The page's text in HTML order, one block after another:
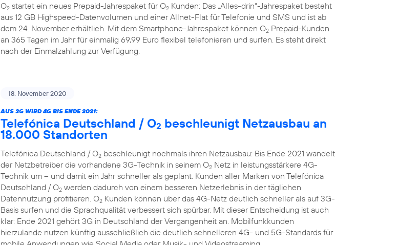
O2 startet ein neues Prepaid-Jahrespaket für O2 Kunden: Das „Alles-drin“-Jahrespaket besteht
aus 12 GB Highspeed-Datenvolumen und einer Allnet-Flat für Telefonie und SMS und ist ab
dem 24. November erhältlich. Mit dem Smartphone-Jahrespaket können O2 Prepaid-Kunden
an 365 Tagen im Jahr für einmalig 69,99 Euro flexibel telefonieren und surfen. Es steht direkt
nach der Einmalzahlung zur Verfügung.
18. November 2020
AUS 3G WIRD 4G BIS ENDE 2021:
Telefónica Deutschland / O2 beschleunigt Netzausbau an
18.000 Standorten
Telefónica Deutschland / O2 beschleunigt nochmals ihren Netzausbau: Bis Ende 2021 wandelt
der Netzbetreiber die vorhandene 3G-Technik in seinem O2 Netz in leistungsstärkere 4G-
Technik um – und damit ein Jahr schneller als geplant. Kunden aller Marken von Telefónica
Deutschland / O2 werden dadurch von einem besseren Netzerlebnis in der täglichen
Datennutzung profitieren. O2 Kunden können über das 4G-Netz deutlich schneller als auf 3G-
Basis surfen und die Sprachqualität verbessert sich spürbar. Mit dieser Entscheidung ist auch
klar: Ende 2021 gehört 3G in Deutschland der Vergangenheit an. Mobilfunkkunden
hierzulande nutzen künftig ausschließlich die deutlich schnelleren 4G- und 5G-Standards für